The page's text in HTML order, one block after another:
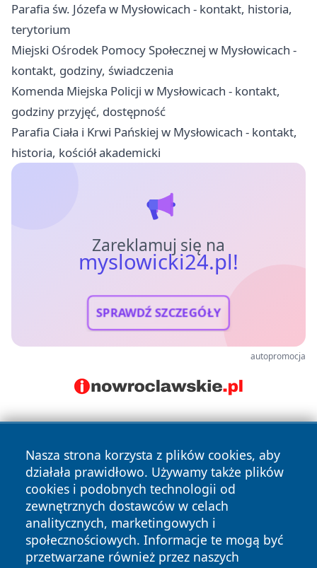
Parafia św. Józefa w Mysłowicach - kontakt, historia,
terytorium
Miejski Ośrodek Pomocy Społecznej w Mysłowicach -
kontakt, godziny, świadczenia
Komenda Miejska Policji w Mysłowicach - kontakt,
godziny przyjęć, dostępność
Parafia Ciała i Krwi Pańskiej w Mysłowicach - kontakt,
historia, kościół akademicki
Zareklamuj się na
myslowicki24.pl!
SPRAWDŹ SZCZEGÓŁY
autopromocja
Nasza strona korzysta z plików cookies, aby
działała prawidłowo. Używamy także plików
cookies i podobnych technologii od
zewnętrznych dostawców w celach
analitycznych, marketingowych i
społecznościowych. Informacje te mogą być
przetwarzane również przez naszych
Copyright © 2026 myslowicki24.pl Wszystkie prawa
zastrzeżone.